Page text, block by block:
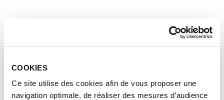
COOKIES
Ce site utilise des cookies afin de vous proposer une
navigation optimale, de réaliser des mesures d’audience